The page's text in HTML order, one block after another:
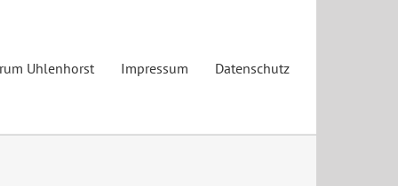
Uhlenhorst
Impressum Datenschutz